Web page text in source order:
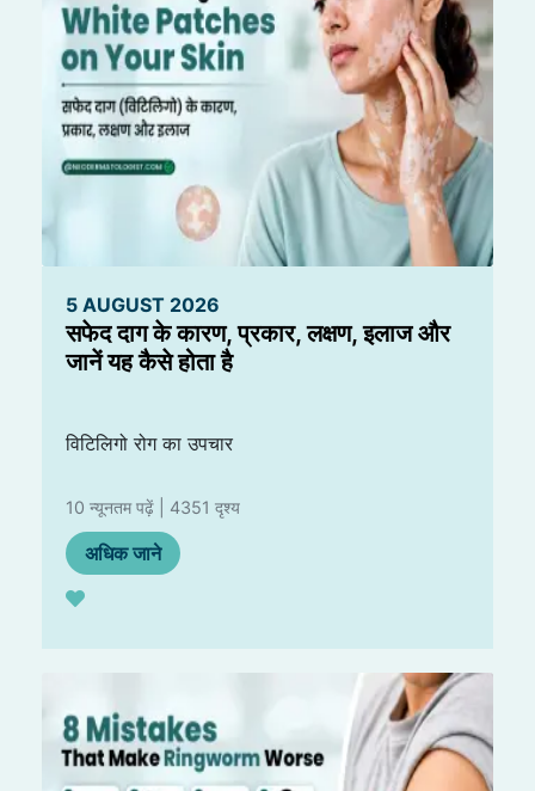
5 AUGUST 2026
सफेद दाग के कारण, प्रकार, लक्षण, इलाज और
जानें यह कैसे होता है
विटिलिगो रोग का उपचार
10 न्यूनतम पढ़ें | 4351 दृश्य
अधिक जाने